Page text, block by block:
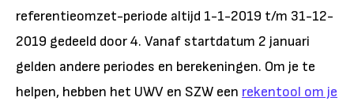
referentieomzet-periode altijd 1-1-2019 t/m 31-12-
2019 gedeeld door 4. Vanaf startdatum 2 januari
gelden andere periodes en berekeningen. Om je te
helpen, hebben het UWV en SZW een rekentool om je